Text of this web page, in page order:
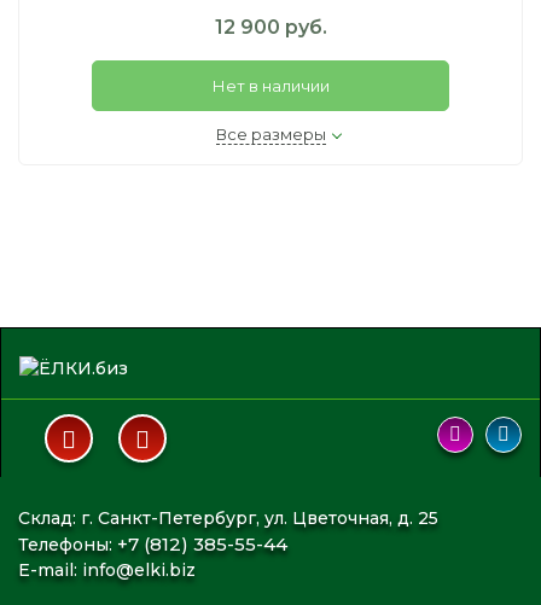
12 900 руб.
Нет в наличии
Все размеры
Склад: г. Санкт-Петербург, ул. Цветочная, д. 25
Телефоны: +7 (812) 385-55-44
E-mail: info@elki.biz